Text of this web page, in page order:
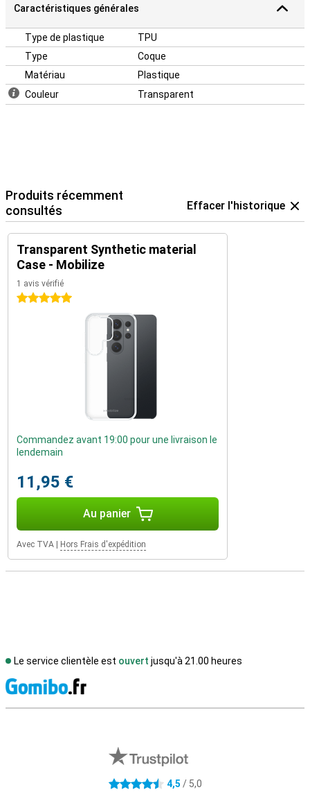
Caractéristiques générales
Type de plastique
TPU
Type
Coque
Matériau
Plastique
Couleur
Transparent
Produits récemment
consultés
Effacer l'historique
Transparent Synthetic material
Case - Mobilize
1 avis vérifié
5 étoiles
Commandez avant 19:00 pour une livraison le
lendemain
11,95 €
Au panier
Avec TVA Hors Frais d'expédition
Le service clientèle est ouvert jusqu'à 21.00 heures
4.5 étoiles 4,5 / 5,0